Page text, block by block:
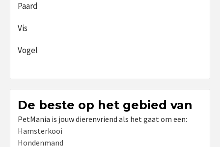
Paard
Vis
Vogel
De beste op het gebied van
PetMania is jouw dierenvriend als het gaat om een:
Hamsterkooi
Hondenmand